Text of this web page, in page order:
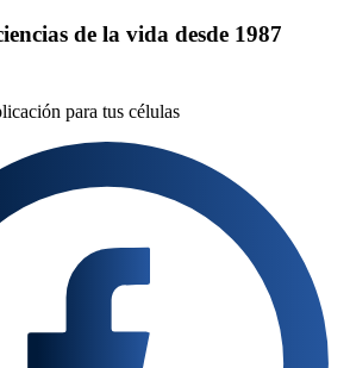
de la vida desde 1987
para tus células